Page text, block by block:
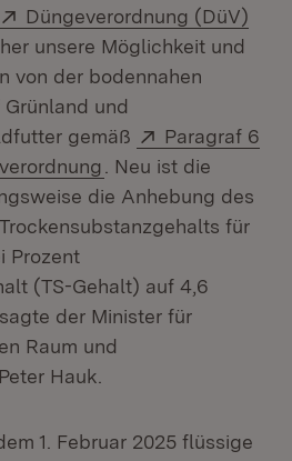
Extern:
Düngeverordnung (DüV)
Fenster)
unsere Möglichkeit und
von der bodennahen
und
gemäß
Extern:
Paragraf 6
(Öffnet in neuem
. Neu ist die
die Anhebung des
für
Prozent
(TS-Gehalt) auf 4,6
der Minister für
Raum und
Hauk.
1. Februar 2025 flüssige